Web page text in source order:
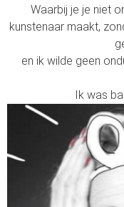
Waarbij je je niet
kunstenaar maakt,
en ik wilde geen
Ik was